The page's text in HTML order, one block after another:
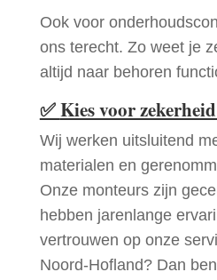
Ook voor
ons terecht. Zo weet je
altijd naar behoren
✅Kies voor
Wij werken uitsluitend
materialen en
Onze monteurs zijn
hebben jarenlange
vertrouwen op onze
Noord-Hofland? Dan